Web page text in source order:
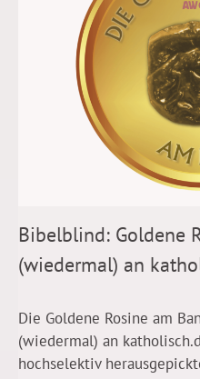
Bibelblind: Goldene
(wiedermal) an
Die Goldene Rosine am
(wiedermal) an
hochselektiv